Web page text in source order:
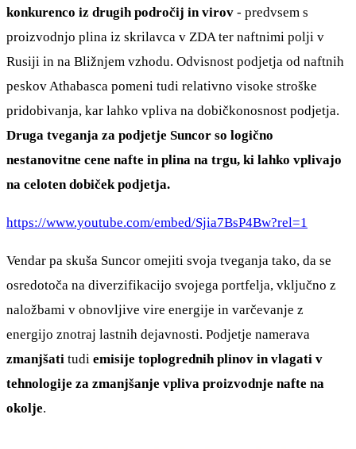
konkurenco iz drugih področij in virov - predvsem s
proizvodnjo plina iz skrilavca v ZDA ter naftnimi polji v
Rusiji in na Bližnjem vzhodu. Odvisnost podjetja od naftnih
peskov Athabasca pomeni tudi relativno visoke stroške
pridobivanja, kar lahko vpliva na dobičkonosnost podjetja.
Druga tveganja za podjetje Suncor so logično
nestanovitne cene nafte in plina na trgu, ki lahko vplivajo
na celoten dobiček podjetja.
https://www.youtube.com/embed/Sjia7BsP4Bw?rel=1
Vendar pa skuša Suncor omejiti svoja tveganja tako, da se
osredotoča na diverzifikacijo svojega portfelja, vključno z
naložbami v obnovljive vire energije in varčevanje z
energijo znotraj lastnih dejavnosti. Podjetje namerava
zmanjšati tudi emisije toplogrednih plinov in vlagati v
tehnologije za zmanjšanje vpliva proizvodnje nafte na
okolje.